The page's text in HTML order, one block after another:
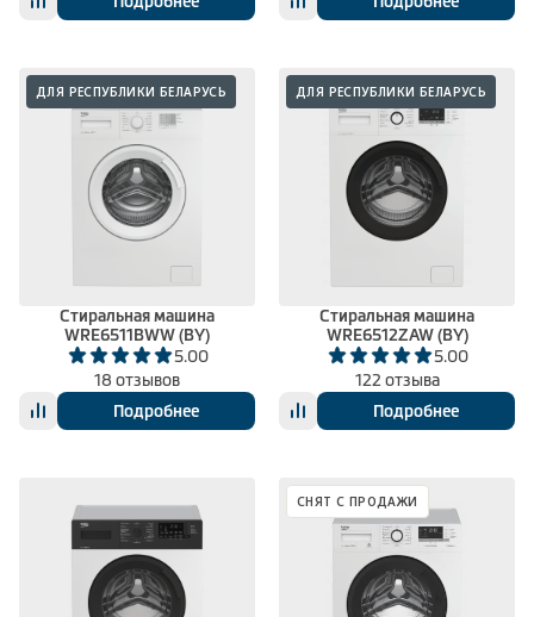
ДЛЯ РЕСПУБЛИКИ БЕЛАРУСЬ
Стиральная машина
WRE6511BWW (BY)
5.00
18 отзывов
Подробнее
ДЛЯ РЕСПУБЛИКИ БЕЛАРУСЬ
Стиральная машина
WRE6512ZAW (BY)
5.00
122 отзыва
Подробнее
СНЯТ С ПРОДАЖИ